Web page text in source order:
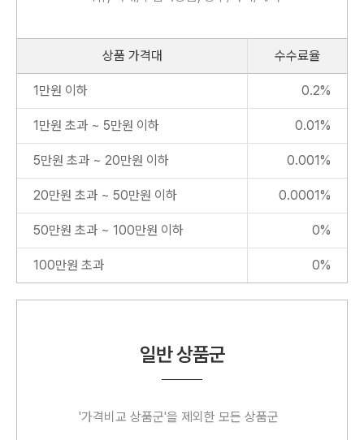
상품 가격대 수수료율
1만원 이하 0.2%
1만원 초과 ~ 5만원 이하 0.01%
5만원 초과 ~ 20만원 이하 0.001%
20만원 초과 ~ 50만원 이하 0.0001%
50만원 초과 ~ 100만원 이하 0%
100만원 초과 0%
일반상품군
'가격비교 상품군'을 제외한 모든 상품군